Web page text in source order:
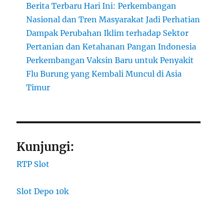
Berita Terbaru Hari Ini: Perkembangan
Nasional dan Tren Masyarakat Jadi Perhatian
Dampak Perubahan Iklim terhadap Sektor
Pertanian dan Ketahanan Pangan Indonesia
Perkembangan Vaksin Baru untuk Penyakit
Flu Burung yang Kembali Muncul di Asia
Timur
Kunjungi:
RTP Slot
Slot Depo 10k